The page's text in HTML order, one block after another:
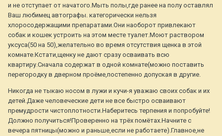
и не отступает от начатого.Мыть полы,где ранее на полу оставлял
Ваш любимец автографы. категорически нельзя
хлоросодержащими препаратами.Они наоборот привлекают
собак и кошек устроить на этом месте туалет.Моют раствором
уксуса(50 на 50),желательно во время отсутствия щенка в этой
комнате.Кстати,щенку не дают сразу осваивать всю
квартиру.Сначала содержат в одной комнате(можно поставить
перегородку в дверном проёме,постепенно допуская в другие.
Никогда не тыкаю носом в лужи и кучи-я уважаю своих собак и их
детей.Даже человеческие дети не все быстро осваивают
премудрости чистоплотности.Наберитесь терпения и попробуйте!
Должно получиться!Проверенно на трёх помётах.Начните с
вечера пятницы(можно и раньше,если не работаете).Главное,не